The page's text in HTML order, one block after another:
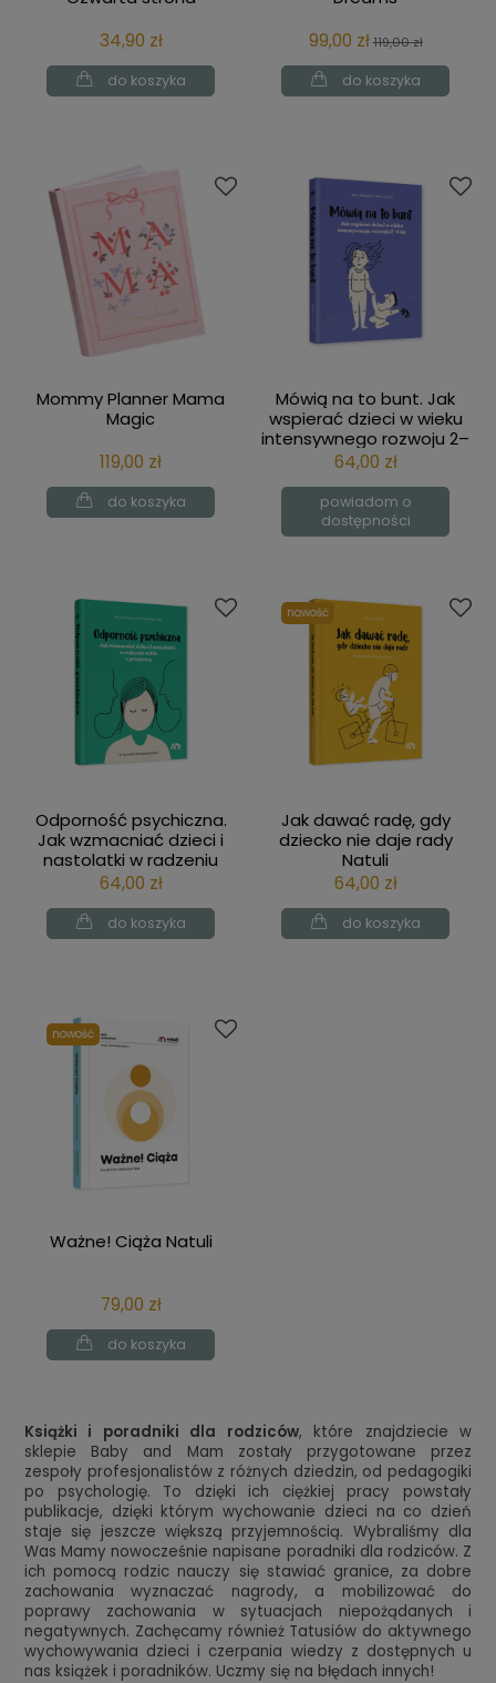
34,90 zł
do koszyka
99,00 zł119,00 zł
do koszyka
Mommy Planner Mama
Magic
119,00 zł
do koszyka
Mówią na to bunt. Jak
wspierać dzieci w wieku
intensywnego rozwoju 2–
4 lat Natuli
64,00 zł
powiadom o
dostępności
Odporność psychiczna.
Jak wzmacniać dzieci i
nastolatki w radzeniu
sobie z przemocą Natuli
64,00 zł
do koszyka
Jak dawać radę, gdy
dziecko nie daje rady
Natuli
64,00 zł
do koszyka
nowość
Ważne! Ciąża Natuli
79,00 zł
do koszyka
nowość
Książki i poradniki dla rodziców, które znajdziecie w
sklepie Baby and Mam zostały przygotowane przez
zespoły profesjonalistów z różnych dziedzin, od pedagogiki
po psychologię. To dzięki ich ciężkiej pracy powstały
publikacje, dzięki którym wychowanie dzieci na co dzień
staje się jeszcze większą przyjemnością. Wybraliśmy dla
Was Mamy nowocześnie napisane poradniki dla rodziców. Z
ich pomocą rodzic nauczy się stawiać granice, za dobre
zachowania wyznaczać nagrody, a mobilizować do
poprawy zachowania w sytuacjach niepożądanych i
negatywnych. Zachęcamy również Tatusiów do aktywnego
wychowywania dzieci i czerpania wiedzy z dostępnych u
nas książek i poradników. Uczmy się na błędach innych!